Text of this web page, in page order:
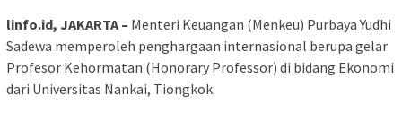
linfo.id, JAKARTA – Menteri Keuangan (Menkeu) Purbaya Yudhi
Sadewa memperoleh penghargaan internasional berupa gelar
Profesor Kehormatan (Honorary Professor) di bidang Ekonomi
dari Universitas Nankai, Tiongkok.